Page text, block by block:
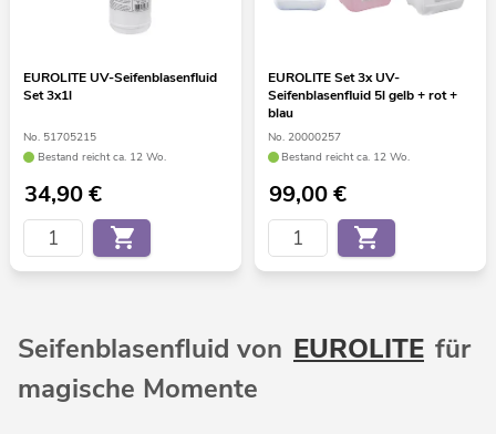
EUROLITE UV-Seifenblasenfluid
Set 3x1l
No. 51705215
Bestand reicht ca. 12 Wo.
34,90€
EUROLITE Set 3x UV-
Seifenblasenfluid 5l gelb + rot +
blau
No. 20000257
Bestand reicht ca. 12 Wo.
99,00€
Seifenblasenfluid von EUROLITE für
magische Momente